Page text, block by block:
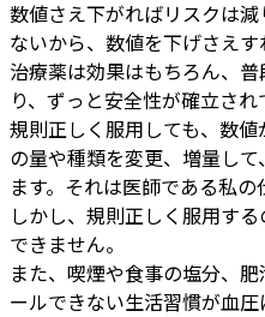
数値さえ下がればリスクは
ないから、数値を下げさえす
治療薬は効果はもちろん、
り、ずっと安全性が確立され
規則正しく服用しても、数
の量や種類を変更、増量し
ます。それは医師である私の
しかし、規則正しく服用す
できません。
また、喫煙や食事の塩分、
ールできない生活習慣が血圧